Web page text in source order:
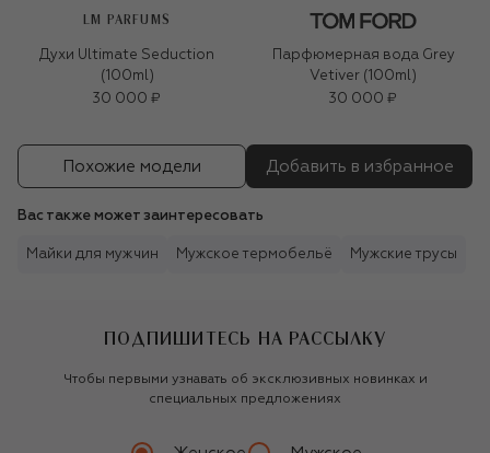
LM PARFUMS
Духи Ultimate Seduction
(100ml)
30 000 ₽
Парфюмерная вода Grey
Vetiver (100ml)
30 000 ₽
Похожие модели Добавить в избранное
Вас также может заинтересовать
Майки для мужчин Мужское термобельё Мужские трусы
ПОДПИШИТЕСЬ НА РАССЫЛКУ
Чтобы первыми узнавать об эксклюзивных новинках и
специальных предложениях